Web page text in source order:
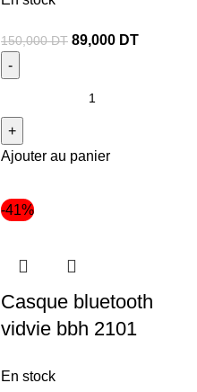
150,000DT 89,000 DT
Ajouter au panier
-41%
Casque bluetooth
vidvie bbh 2101
En stock